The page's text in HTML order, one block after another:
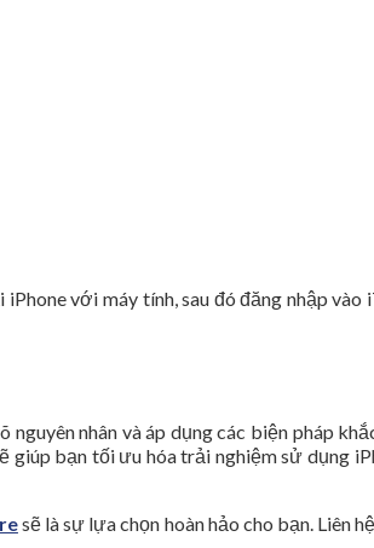
với máy tính, sau đó đăng nhập
nhân và áp dụng các biện pháp
bạn tối ưu hóa trải nghiệm sử dụng
sẽ là sự lựa chọn hoàn hảo cho bạn. Liên